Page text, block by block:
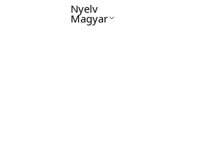
Nyelv
Magyar